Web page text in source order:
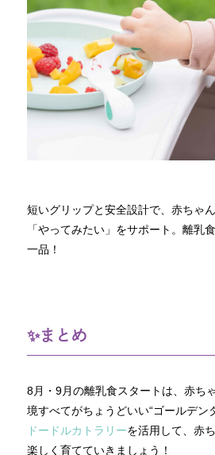
短いグリップと安全設計で、赤ちゃ
「やってみたい」をサポート。離乳
一品！
✨まとめ
8月・9月の離乳食スタートは、赤ち
境すべてがちょうどいい“ゴールデン
ドードルカトラリーを活用して、赤
楽しく育てていきましょう！